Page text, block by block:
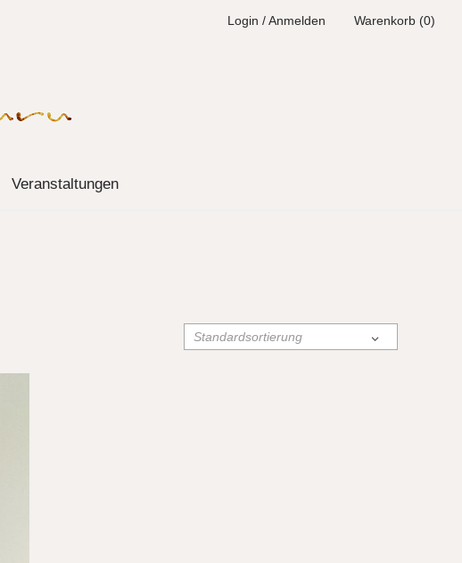
Login / Anmelden Warenkorb (0)
Veranstaltungen